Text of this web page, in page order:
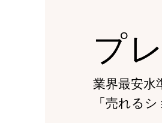
プ
業界最安水
「売れる